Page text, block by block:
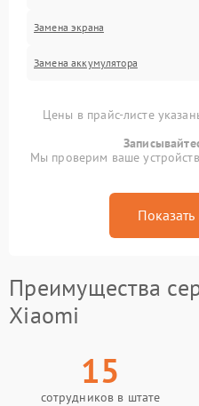
Замена экрана
Замена аккумулятора
Цены в прайс-листе
Мы проверим ваше
Показать
Преимущества
Xiaomi
15
сотрудников в штате